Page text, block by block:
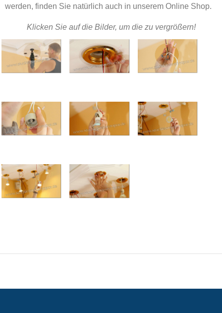
werden, finden Sie natürlich auch in unserem Online Shop.
Klicken Sie auf die Bilder, um die zu vergrößern!